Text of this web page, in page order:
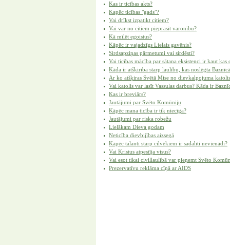
Kas ir ticības akts?
Kapēc ticības "gads"?
Vai drīkst izpatikt citiem?
Vai var no citiem pieprasīt varonību?
Kā mīlēt egoistus?
Kāpēc ir vajadzīgs Lielais gavēnis?
Sirdsapziņas pārmetumi vai sirdēsti?
Vai ticības mācība par sātana eksistenci ir kaut kas
Kāda ir atšķirība starp laulību, kas noslēgta
Ar ko atšķiras Svētā Mise no dievkalpojuma
Vai katolis var lasīt Vassulas darbus? Kāda ir
Kas ir breviārs?
Jautājumi par Svēto Komūniju
Kāpēc mana ticība ir tik niecīga?
Jautājumi par riska robežu
Lielākam Dieva godam
Neticība dievbijības aizsegā
Kāpēc talanti starp cilvēkiem ir sadalīti nevienādi?
Vai Kristus atpestīja visus?
Vai esot tikai civillaulībā var pieņemt Svēto
Prezervatīvu reklāma cīņā ar AIDS